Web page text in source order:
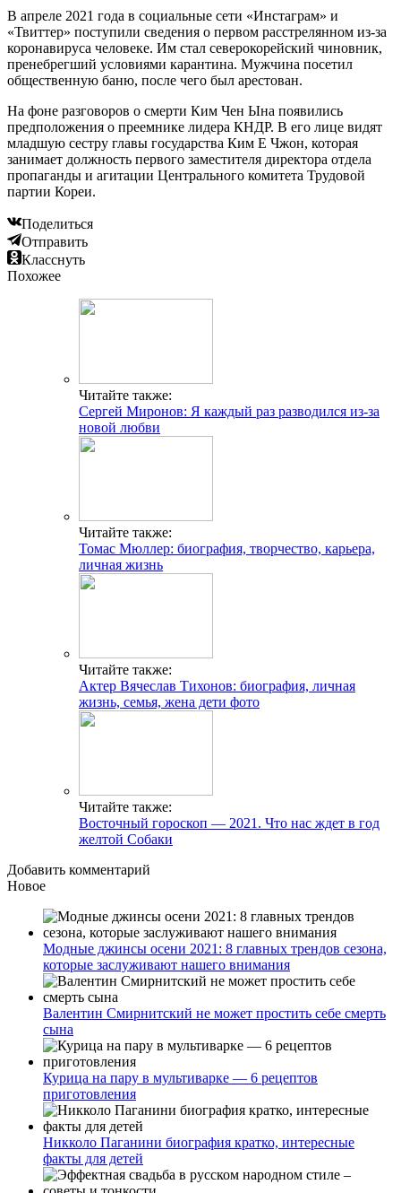
В апреле 2021 года в социальные сети «Инстаграм» и
«Твиттер» поступили сведения о первом расстрелянном из-за
коронавируса человеке. Им стал северокорейский чиновник,
пренебрегший условиями карантина. Мужчина посетил
общественную баню, после чего был арестован.
На фоне разговоров о смерти Ким Чен Ына появились
предположения о преемнике лидера КНДР. В его лице видят
младшую сестру главы государства Ким Е Чжон, которая
занимает должность первого заместителя директора отдела
пропаганды и агитации Центрального комитета Трудовой
партии Кореи.
Поделиться
Отправить
Класснуть
Похожее
Читайте также:
Сергей Миронов: Я каждый раз разводился из-за
новой любви
Читайте также:
Томас Мюллер: биография, творчество, карьера,
личная жизнь
Читайте также:
Актер Вячеслав Тихонов: биография, личная
жизнь, семья, жена дети фото
Читайте также:
Восточный гороскоп — 2021. Что нас ждет в год
желтой Собаки
Добавить комментарий
Новое
Модные джинсы осени 2021: 8 главных трендов сезона,
которые заслуживают нашего внимания
Валентин Смирнитский не может простить себе смерть
сына
Курица на пару в мультиварке — 6 рецептов
приготовления
Никколо Паганини биография кратко, интересные
факты для детей